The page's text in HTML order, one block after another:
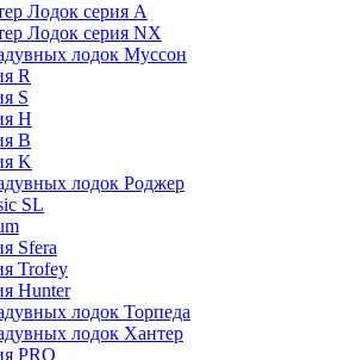
Лодок серия А
Лодок серия NX
лодок Муссон
R
S
H
B
K
лодок Роджер
SL
Sfera
Trofey
Hunter
лодок Торпеда
лодок Хантер
PRO